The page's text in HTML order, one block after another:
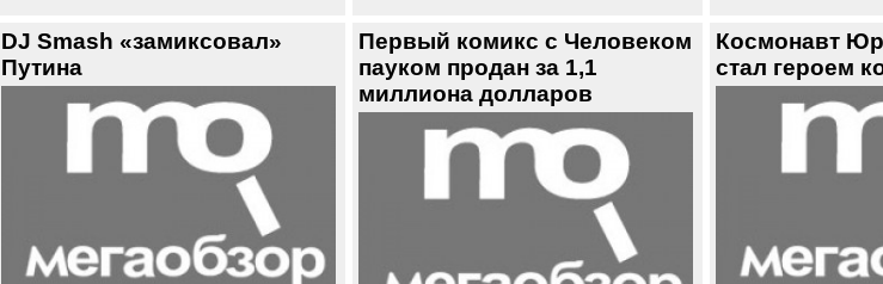
DJ Smash «замиксовал»
Путина
Первый комикс с Человеком
пауком продан за 1,1
миллиона долларов
Космонавт
стал героем